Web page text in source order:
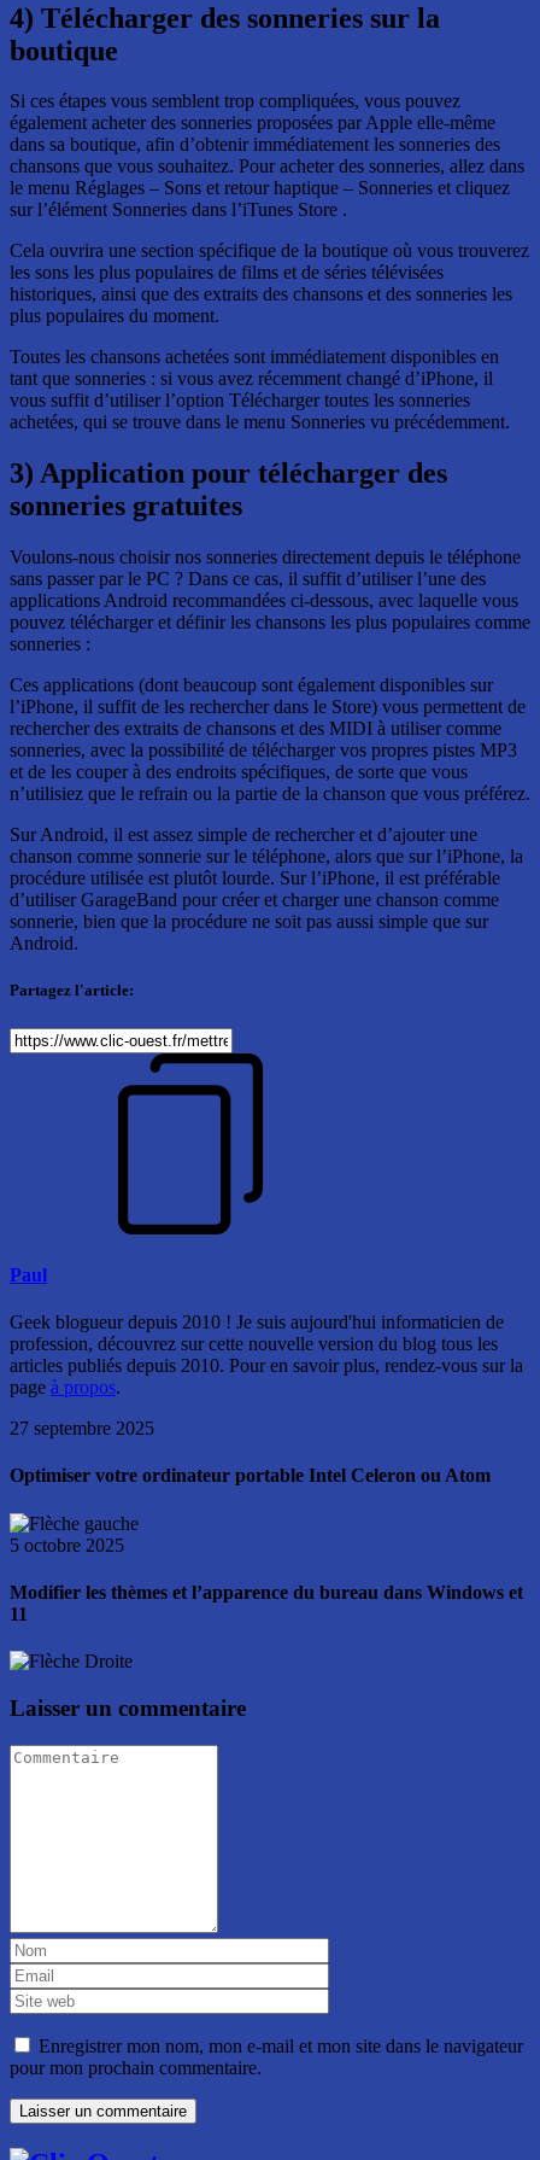
4) Télécharger des sonneries sur la
boutique
Si ces étapes vous semblent trop compliquées, vous pouvez
également acheter des sonneries proposées par Apple elle-même
dans sa boutique, afin d’obtenir immédiatement les sonneries des
chansons que vous souhaitez. Pour acheter des sonneries, allez dans
le menu Réglages – Sons et retour haptique – Sonneries et cliquez
sur l’élément Sonneries dans l’iTunes Store .
Cela ouvrira une section spécifique de la boutique où vous trouverez
les sons les plus populaires de films et de séries télévisées
historiques, ainsi que des extraits des chansons et des sonneries les
plus populaires du moment.
Toutes les chansons achetées sont immédiatement disponibles en
tant que sonneries : si vous avez récemment changé d’iPhone, il
vous suffit d’utiliser l’option Télécharger toutes les sonneries
achetées, qui se trouve dans le menu Sonneries vu précédemment.
3) Application pour télécharger des
sonneries gratuites
Voulons-nous choisir nos sonneries directement depuis le téléphone
sans passer par le PC ? Dans ce cas, il suffit d’utiliser l’une des
applications Android recommandées ci-dessous, avec laquelle vous
pouvez télécharger et définir les chansons les plus populaires comme
sonneries :
Ces applications (dont beaucoup sont également disponibles sur
l’iPhone, il suffit de les rechercher dans le Store) vous permettent de
rechercher des extraits de chansons et des MIDI à utiliser comme
sonneries, avec la possibilité de télécharger vos propres pistes MP3
et de les couper à des endroits spécifiques, de sorte que vous
n’utilisiez que le refrain ou la partie de la chanson que vous préférez.
Sur Android, il est assez simple de rechercher et d’ajouter une
chanson comme sonnerie sur le téléphone, alors que sur l’iPhone, la
procédure utilisée est plutôt lourde. Sur l’iPhone, il est préférable
d’utiliser GarageBand pour créer et charger une chanson comme
sonnerie, bien que la procédure ne soit pas aussi simple que sur
Android.
Partagez l'article:
Paul
Geek blogueur depuis 2010 ! Je suis aujourd'hui informaticien de
profession, découvrez sur cette nouvelle version du blog tous les
articles publiés depuis 2010. Pour en savoir plus, rendez-vous sur la
page à propos.
27 septembre 2025
Optimiser votre ordinateur portable Intel Celeron ou Atom
5 octobre 2025
Modifier les thèmes et l’apparence du bureau dans Windows et
11
Laisser un commentaire
Enregistrer mon nom, mon e-mail et mon site dans le navigateur
pour mon prochain commentaire.